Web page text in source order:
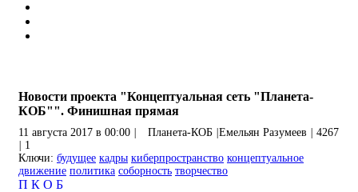
Новости проекта "Концептуальная сеть "Планета-
КОБ"". Финишная прямая
11 августа 2017 в 00:00 Планета-КОБ Емельян Разумеев
4267
1
Ключи: будущее кадры киберпространство концептуальное
движение политика соборность творчество
П К О Б